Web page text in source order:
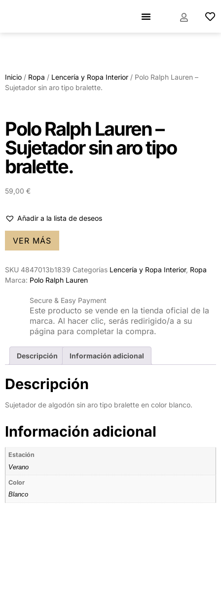
Inicio / Ropa / Lencería y Ropa Interior / Polo Ralph Lauren –
Sujetador sin aro tipo bralette.
Polo Ralph Lauren –
Sujetador sin aro tipo
bralette.
59,00 €
Añadir a la lista de deseos
VER MÁS
SKU 4847013b1839 Categorías Lencería y Ropa Interior, Ropa
Marca: Polo Ralph Lauren
Secure & Easy Payment
Este producto se vende en la tienda oficial de la
marca. Al hacer clic, serás redirigido/a a su
página para completar la compra.
Descripción Información adicional
Descripción
Sujetador de algodón sin aro tipo bralette en color blanco.
Información adicional
Estación
Verano
Color
Blanco